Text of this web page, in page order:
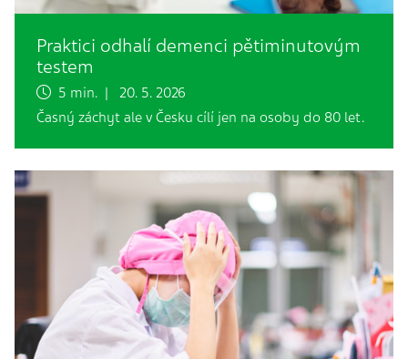
Praktici odhalí demenci pětiminutovým
testem
5 min. | 20. 5. 2026
Časný záchyt ale v Česku cílí jen na osoby do 80 let.